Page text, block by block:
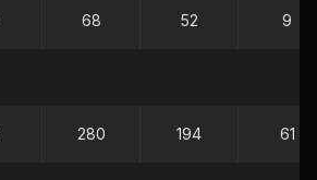
68 52 9
280 194 61